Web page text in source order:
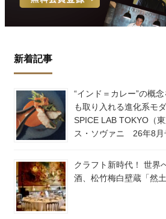
新着記事
“インド＝カレー”の概
も取り入れる進化系モ
SPICE LAB TOKYO（
ス・ソヴァニ 26年8月
クラフト新時代！ 世界
酒、松竹梅白壁蔵「然土